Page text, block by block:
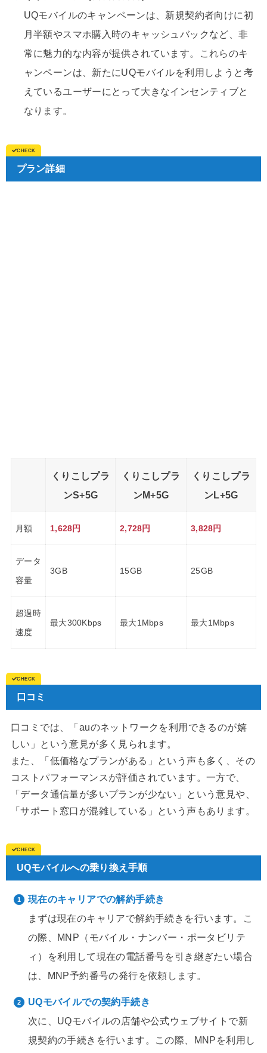
UQモバイルのキャンペーンは、新規契約者向けに初
月半額やスマホ購入時のキャッシュバックなど、非
常に魅力的な内容が提供されています。これらのキ
ャンペーンは、新たにUQモバイルを利用しようと考
えているユーザーにとって大きなインセンティブと
なります。
プラン詳細
くりこしプラ
ンS+5G
くりこしプラ
ンM+5G
くりこしプラ
ンL+5G
月額 1,628円 2,728円 3,828円
データ
容量
3GB 15GB 25GB
超過時
速度
最大300Kbps 最大1Mbps 最大1Mbps
口コミ
口コミでは、「auのネットワークを利用できるのが嬉
しい」という意見が多く見られます。
また、「低価格なプランがある」という声も多く、その
コストパフォーマンスが評価されています。一方で、
「データ通信量が多いプランが少ない」という意見や、
「サポート窓口が混雑している」という声もあります。
UQモバイルへの乗り換え手順
現在のキャリアでの解約手続き
まずは現在のキャリアで解約手続きを行います。こ
の際、MNP（モバイル・ナンバー・ポータビリテ
ィ）を利用して現在の電話番号を引き継ぎたい場合
は、MNP予約番号の発行を依頼します。
UQモバイルでの契約手続き
次に、UQモバイルの店舗や公式ウェブサイトで新
規契約の手続きを行います。この際、MNPを利用し